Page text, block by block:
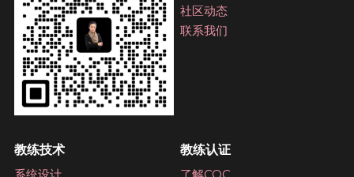
社区动态
联系我们
教练技术
教练认证